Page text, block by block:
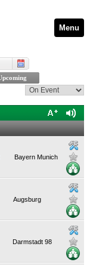
Menu
Bayern Munich
Augsburg
Darmstadt 98